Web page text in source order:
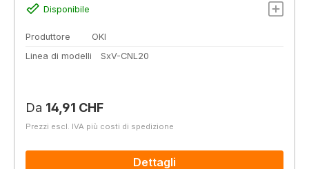
Disponibile
Produttore
OKI
Linea di modelli
SxV-CNL20
Prezzo normale:
Da 14,91 CHF
Prezzi escl. IVA più costi di spedizione
Dettagli